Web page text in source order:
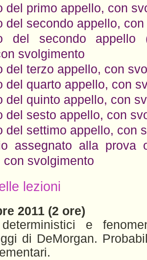
del primo appello, con
del secondo appello,
del secondo appello
svolgimento
del terzo appello, con
del quarto appello, con
del quinto appello, con
del sesto appello, con
del settimo appello, con
assegnato alla prova
con svolgimento
lezioni
2011 (2 ore)
deterministici e
di DeMorgan.